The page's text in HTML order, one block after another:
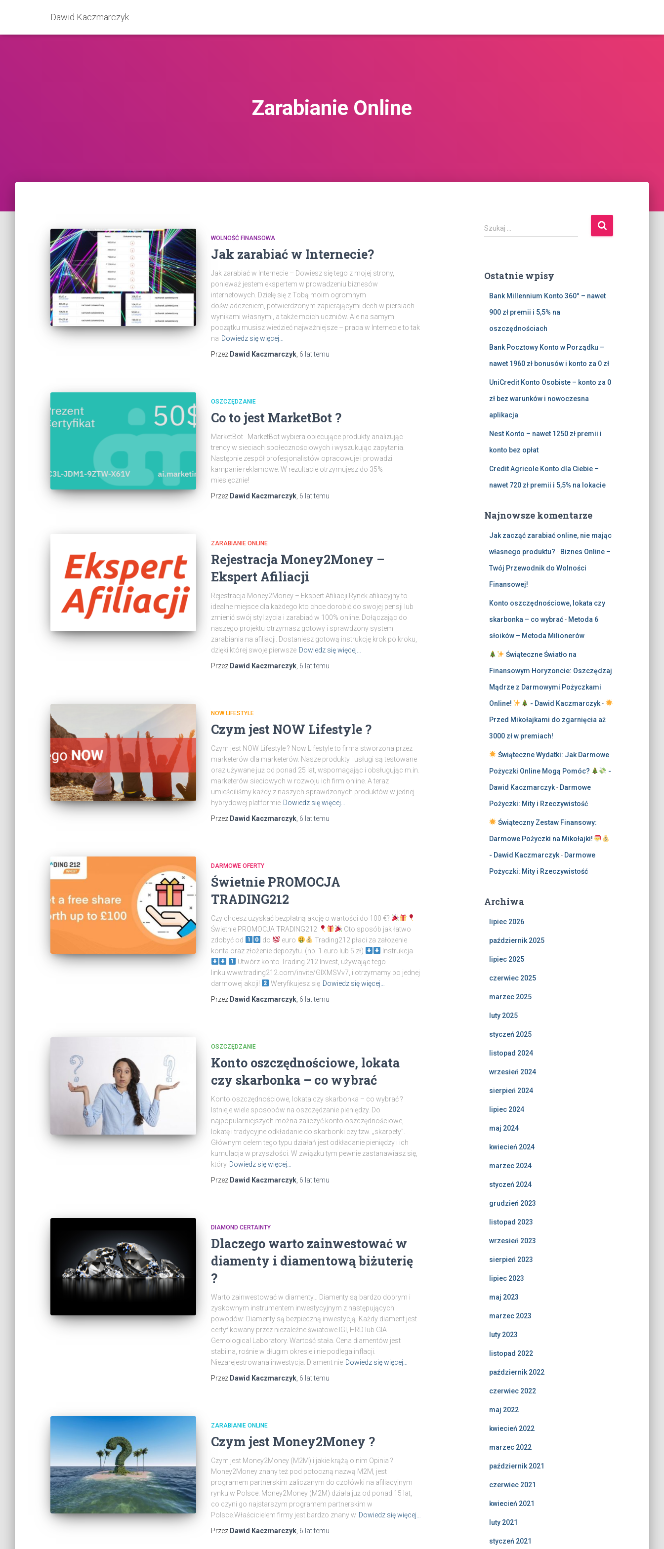
Dawid Kaczmarczyk
Zarabianie Online
WOLNOŚĆ FINANSOWA
Jak zarabiać w Internecie?
Jak zarabiać w Internecie – Dowiesz się tego z mojej strony,
ponieważ jestem ekspertem w prowadzeniu biznesów
internetowych. Dzielę się z Tobą moim ogromnym
doświadczeniem, potwierdzonym zapierającymi dech w piersiach
wynikami własnymi, a także moich uczniów. Ale na samym
początku musisz wiedzieć najważniejsze – praca w Internecie to tak
na Dowiedz się więcej…
Przez Dawid Kaczmarczyk 6 lattemu
OSZCZĘDZANIE
Co to jest MarketBot ?
MarketBot MarketBot wybiera obiecujące produkty analizując
trendy w sieciach społecznościowych i wyszukując zapytania.
Następnie zespół profesjonalistów opracowuje i prowadzi
kampanie reklamowe. W rezultacie otrzymujesz do 35%
miesięcznie!
Przez Dawid Kaczmarczyk 6 lattemu
ZARABIANIE ONLINE
Rejestracja Money2Money –
Ekspert Afiliacji
Rejestracja Money2Money – Ekspert Afiliacji Rynek afiliacyjny to
idealne miejsce dla każdego kto chce dorobić do swojej pensji lub
zmienić swój styl życia i zarabiać w 100% online. Dołączając do
naszego projektu otrzymasz gotowy i sprawdzony system
zarabiania na afiliacji. Dostaniesz gotową instrukcję krok po kroku,
dzięki której swoje pierwsze Dowiedz się więcej…
Przez Dawid Kaczmarczyk 6 lattemu
NOW LIFESTYLE
Czym jest NOW Lifestyle ?
Czym jest NOW Lifestyle ? Now Lifestyle to firma stworzona przez
marketerów dla marketerów. Nasze produkty i usługi są testowane
oraz używane już od ponad 25 lat, wspomagając i obsługując m.in.
marketerów sieciowych w rozwoju ich firm online. A teraz
umieściliśmy każdy z naszych sprawdzonych produktów w jednej
hybrydowej platformie Dowiedz się więcej…
Przez Dawid Kaczmarczyk 6 lattemu
DARMOWE OFERTY
Świetnie PROMOCJA
TRADING212
Czy chcesz uzyskać bezpłatną akcję o wartości do 100 €?
Świetnie PROMOCJA TRADING212
Oto sposób jak łatwo
zdobyć od
do euro
Trading212 płaci za założenie
konta oraz złożenie depozytu. (np. 1 euro lub 5 zł)
Instrukcja
Utwórz konto Trading 212 Invest, używając tego
linku www.trading212.com/invite/GIXMSVv7, i otrzymamy po jednej
darmowej akcji!
Weryfikujesz się Dowiedz się więcej…
Przez Dawid Kaczmarczyk 6 lattemu
OSZCZĘDZANIE
Konto oszczędnościowe, lokata
czy skarbonka – co wybrać
Konto oszczędnościowe, lokata czy skarbonka – co wybrać ?
Istnieje wiele sposobów na oszczędzanie pieniędzy. Do
najpopularniejszych można zaliczyć konto oszczędnościowe,
lokatę i tradycyjne odkładanie do skarbonki czy tzw. „skarpety”.
Głównym celem tego typu działań jest odkładanie pieniędzy i ich
kumulacja w przyszłości. W związku tym pewnie zastanawiasz się,
który Dowiedz się więcej…
Przez Dawid Kaczmarczyk 6 lattemu
DIAMOND CERTAINTY
Dlaczego warto zainwestować w
diamenty i diamentową biżuterię
?
Warto zainwestować w diamenty… Diamenty są bardzo dobrym i
zyskownym instrumentem inwestycyjnym z następujących
powodów: Diamenty są bezpieczną inwestycją. Każdy diament jest
certyfikowany przez niezależne światowe IGI, HRD lub GIA
Gemological Laboratory. Wartość stała. Cena diamentów jest
stabilna, rośnie w długim okresie i nie podlega inflacji.
Niezarejestrowana inwestycja. Diament nie Dowiedz się więcej…
Przez Dawid Kaczmarczyk 6 lattemu
ZARABIANIE ONLINE
Czym jest Money2Money ?
Czym jest Money2Money (M2M) i jakie krążą o nim Opinia ?
Money2Money znany też pod potoczną nazwą M2M, jest
programem partnerskim zaliczanym do czołówki na afiliacyjnym
rynku w Polsce. Money2Money (M2M) działa już od ponad 15 lat,
co czyni go najstarszym programem partnerskim w
Polsce.Właścicielem firmy jest bardzo znany w Dowiedz się więcej…
Przez Dawid Kaczmarczyk 6 lattemu
S
z
j
Szukaj …
Ostatnie wpisy
Bank Millennium Konto 360° – nawet
900 zł premii i 5,5% na
oszczędnościach
Bank Pocztowy Konto w Porządku –
nawet 1960 zł bonusów i konto za 0 zł
UniCredit Konto Osobiste – konto za 0
zł bez warunków i nowoczesna
aplikacja
Nest Konto – nawet 1250 zł premii i
konto bez opłat
Credit Agricole Konto dla Ciebie –
nawet 720 zł premii i 5,5% na lokacie
Najnowsze komentarze
Jak zacząć zarabiać online, nie mając
własnego produktu? - Biznes Online –
Twój Przewodnik do Wolności
Finansowej!
Konto oszczędnościowe, lokata czy
skarbonka – co wybrać- Metoda 6
słoików – Metoda Milionerów
Świąteczne Światło na
Finansowym Horyzoncie: Oszczędzaj
Mądrze z Darmowymi Pożyczkami
Online! - Dawid Kaczmarczyk-
Przed Mikołajkami do zgarnięcia aż
3000 zł w premiach!
Świąteczne Wydatki: Jak Darmowe
Pożyczki Online Mogą Pomóc? -
Dawid Kaczmarczyk- Darmowe
Pożyczki: Mity i Rzeczywistość
Świąteczny Zestaw Finansowy:
Darmowe Pożyczki na Mikołajki!
- Dawid Kaczmarczyk- Darmowe
Pożyczki: Mity i Rzeczywistość
Archiwa
lipiec 2026
październik 2025
lipiec 2025
czerwiec 2025
marzec 2025
luty 2025
styczeń 2025
listopad 2024
wrzesień 2024
sierpień 2024
lipiec 2024
maj 2024
kwiecień 2024
marzec 2024
styczeń 2024
grudzień 2023
listopad 2023
wrzesień 2023
sierpień 2023
lipiec 2023
maj 2023
marzec 2023
luty 2023
listopad 2022
październik 2022
czerwiec 2022
maj 2022
kwiecień 2022
marzec 2022
październik 2021
czerwiec 2021
kwiecień 2021
luty 2021
styczeń 2021